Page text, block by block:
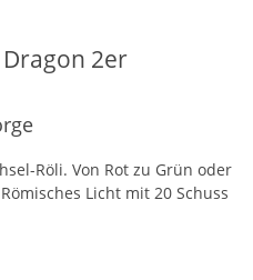
Dragon 2er
Röli. Von Rot zu Grün oder
Licht mit 20 Schuss